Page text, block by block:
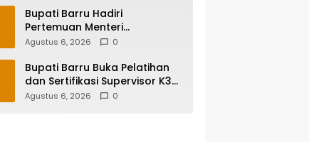
Bupati Barru Hadiri
Pertemuan Menteri
Lingkungan Hidup Bahas PSEL
Agustus 6, 2026 0
Bupati Barru Buka Pelatihan
dan Sertifikasi Supervisor K3
Konstruksi, Dorong Budaya
Agustus 6, 2026 0